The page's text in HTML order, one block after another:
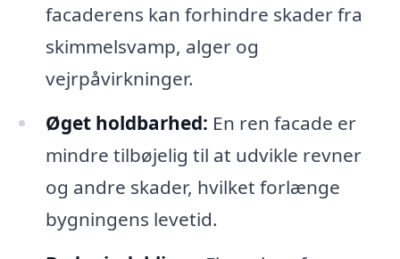
facaderens kan forhindre skader fra
skimmelsvamp, alger og
vejrpåvirkninger.
Øget holdbarhed: En ren facade er
mindre tilbøjelig til at udvikle revner
og andre skader, hvilket forlænge
bygningens levetid.